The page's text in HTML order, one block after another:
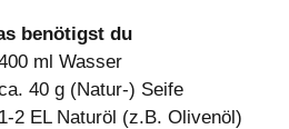
benötigst du
ml Wasser
40 g (Natur-) Seife
2 EL Naturöl (z.B. Olivenöl)